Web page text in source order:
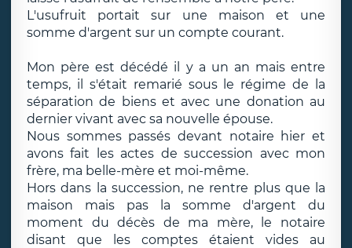
L'usufruit portait sur une maison et une
somme d'argent sur un compte courant.
Mon père est décédé il y a un an mais entre
temps, il s'était remarié sous le régime de la
séparation de biens et avec une donation au
dernier vivant avec sa nouvelle épouse.
Nous sommes passés devant notaire hier et
avons fait les actes de succession avec mon
frère, ma belle-mère et moi-même.
Hors dans la succession, ne rentre plus que la
maison mais pas la somme d'argent du
moment du décès de ma mère, le notaire
disant que les comptes étaient vides au